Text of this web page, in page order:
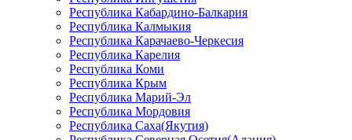
Республика Кабардино-Балкария
Республика Калмыкия
Республика Карачаево-Черкеcия
Республика Карелия
Республика Коми
Республика Крым
Республика Марий-Эл
Республика Мордовия
Республика Саха(Якутия)